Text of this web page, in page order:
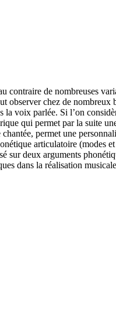
de nombreuses
chez de
voix parlée. Si l’on
qui permet par la suite
permet une
articulatoire (modes
sur deux arguments
dans la réalisation